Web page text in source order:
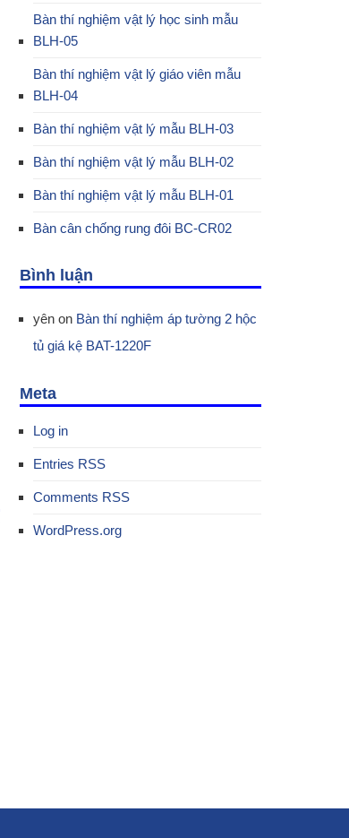
Bàn thí nghiệm vật lý học sinh mẫu
BLH-05
Bàn thí nghiệm vật lý giáo viên mẫu
BLH-04
Bàn thí nghiệm vật lý mẫu BLH-03
Bàn thí nghiệm vật lý mẫu BLH-02
Bàn thí nghiệm vật lý mẫu BLH-01
Bàn cân chống rung đôi BC-CR02
Bình luận
yênon Bàn thí nghiệm áp tường 2 hộc
tủ giá kệ BAT-1220F
Meta
Log in
Entries RSS
Comments RSS
WordPress.org